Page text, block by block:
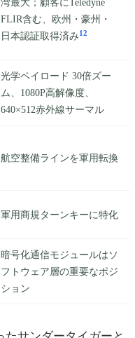
湾最大；顧客にTeledyne
FLIR含む、欧州・豪州・
日本認証取得済み12
光学ペイロード 30倍ズー
ム、1080P高解像度、
640×512赤外線サーマル
航空整備ラインを軍用転換
軍用商規ターンキーに特化
暗号化通信モジュールはソ
フトウェア層の重要なポジ
ション